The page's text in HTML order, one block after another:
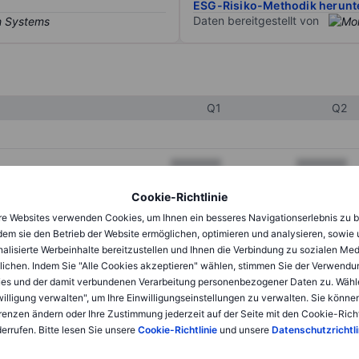
Cookie-Richtlinie
Websites verwenden Cookies, um Ihnen ein besseres Navigationserlebnis zu
sie den Betrieb der Website ermöglichen, optimieren und analysieren, sowie
Werbeinhalte bereitzustellen und Ihnen die Verbindung zu sozialen
Indem Sie "Alle Cookies akzeptieren" wählen, stimmen Sie der
und der damit verbundenen Verarbeitung personenbezogener Daten zu.
verwalten", um Ihre Einwilligungseinstellungen zu verwalten. Sie
ändern oder Ihre Zustimmung jederzeit auf der Seite mit den Cookie-
Bitte lesen Sie unsere Cookie-Richtlinieund unsere
ESG-Risiko-Methodik
Daten bereitgestellt von
Q1 Q2
XXXXXXX XXXXXXX
XXXXXXX
XXXXXXX XXXXXXX
XXXXXXX XXXXXXX
XXXXXXX XXXXXXX